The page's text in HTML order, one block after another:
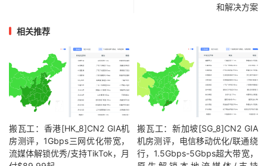
和解决方案
相关推荐
搬瓦工：香港[HK_8]CN2 GIA机
房测评，1Gbps三网优化带宽，
流媒体解锁优秀/支持TikTok，月
搬瓦工：新加坡[SG_8]CN2 GIA
机房测评，电信移动优化/联通绕
行，1.5Gbps-5Gbps超大带宽，